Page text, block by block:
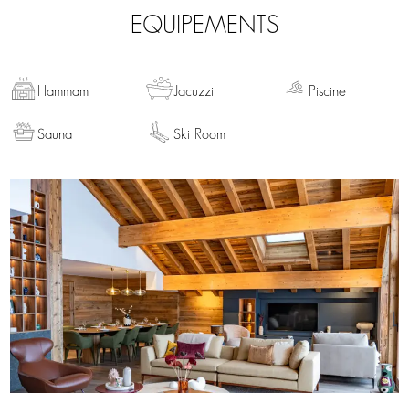
EQUIPEMENTS
Hammam Jacuzzi Piscine
Sauna Ski Room